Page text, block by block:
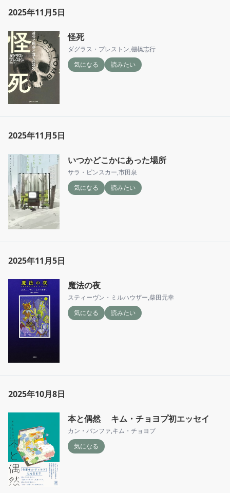
2025年11月5日
怪死
ダグラス・プレストン,棚橋志行
気になる
読みたい
2025年11月5日
いつかどこかにあった場所
サラ・ピンスカー,市田泉
気になる
読みたい
2025年11月5日
魔法の夜
スティーヴン・ミルハウザー,柴田元幸
気になる
読みたい
2025年10月8日
本と偶然 キム・チョヨプ初エッセイ
カン・バンファ,キム・チョヨプ
気になる